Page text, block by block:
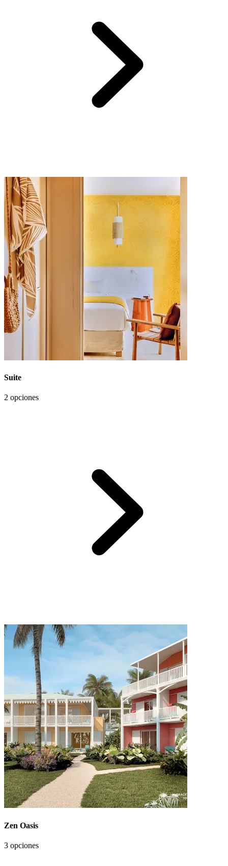
Suite
2 opciones
Zen Oasis
3 opciones